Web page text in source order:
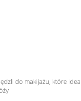
do makijażu, które